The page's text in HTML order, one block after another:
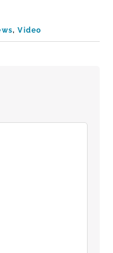
,Video